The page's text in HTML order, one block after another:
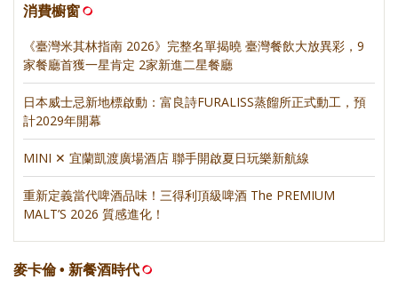
消費櫥窗
《臺灣米其林指南 2026》完整名單揭曉 臺灣餐飲大放異彩，9
家餐廳首獲一星肯定 2家新進二星餐廳
日本威士忌新地標啟動：富良詩FURALISS蒸餾所正式動工，預
計2029年開幕
MINI ✕ 宜蘭凱渡廣場酒店 聯手開啟夏日玩樂新航線
重新定義當代啤酒品味！三得利頂級啤酒 The PREMIUM
MALT’S 2026 質感進化！
麥卡倫 • 新餐酒時代